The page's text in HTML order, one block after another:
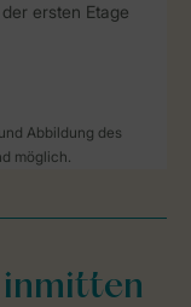
ersten Etage
Abbildung des
möglich.
inmitten